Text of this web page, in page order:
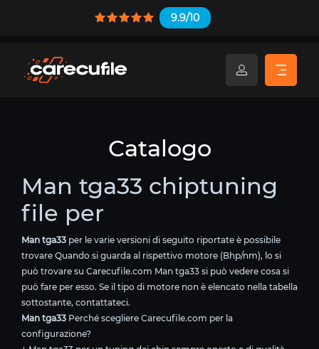
9.9/10
Catalogo
Man tga33 chiptuning
file per
Man tga33 per le varie versioni di seguito riportate è possibile
trovare Quando si guarda al rispettivo motore (Bhp/nm), lo si
può trovare su Carecufile.com Man tga33 si può vedere cosa si
può fare per esso. Se il tipo di motore non è elencato nella tabella
sottostante, contattateci.
Man tga33 Perché scegliere Carecufile.com per la
configurazione?